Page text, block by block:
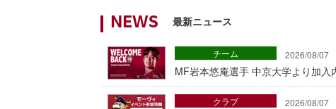
NEWS 最新ニュース
2026/08/07
MF岩本悠庵選手 中京大学より加
チーム
2026/08/07
クラブ